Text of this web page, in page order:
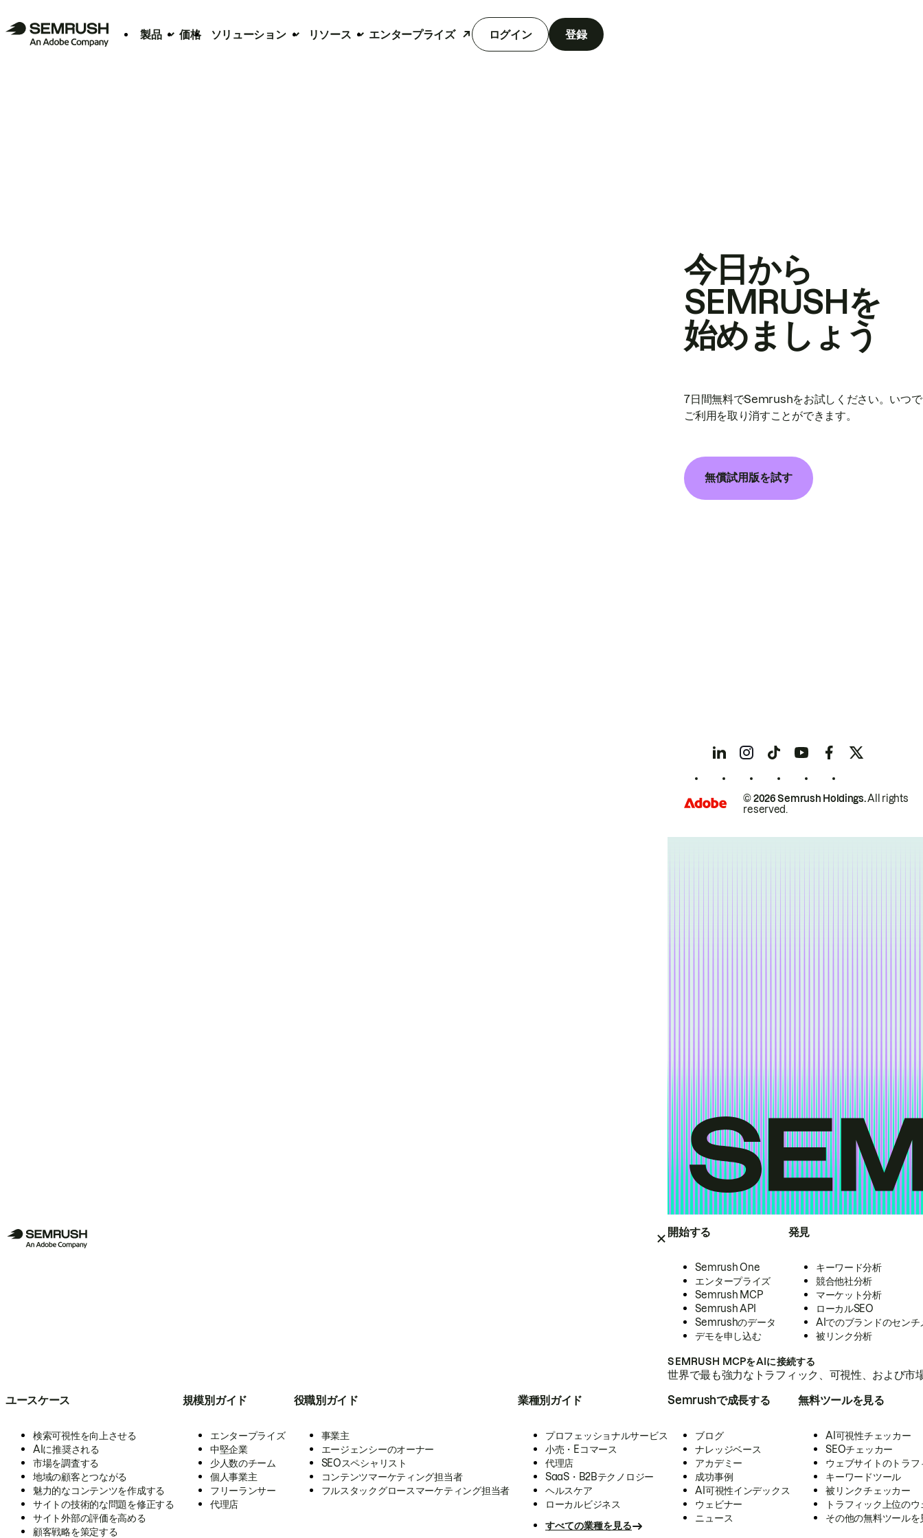
製品 価格 ソリューション リソース エンタープライズ ログイン 登録
開始する
Semrush One
エンタープライズ
Semrush MCP
Semrush API
Semrushのデータ
デモを申し込む
発見
キーワード分析
競合他社分析
マーケット分析
ローカルSEO
AIでのブランドのセンチ
被リンク分析
SEMRUSH MCPをAIに接続する
世界で最も強力なトラフィック、可視性、および
ユースケース
検索可視性を向上させる
AIに推奨される
市場を調査する
地域の顧客とつながる
魅力的なコンテンツを作成する
サイトの技術的な問題を修正する
サイト外部の評価を高める
顧客戦略を策定する
規模別ガイド
エンタープライズ
中堅企業
少人数のチーム
個人事業主
フリーランサー
代理店
役職別ガイド
事業主
エージェンシーのオーナー
SEOスペシャリスト
コンテンツマーケティング担当者
フルスタックグロースマーケティング担当者
業種別ガイド
プロフェッショナルサービス
小売・Eコマース
代理店
SaaS・B2Bテクノロジー
ヘルスケア
ローカルビジネス
すべての業種を見る
Semrushで成長する
ブログ
ナレッジベース
アカデミー
成功事例
AI可視性インデックス
ウェビナー
ニュース
無料ツールを見る
AI可視性チェッカー
SEOチェッカー
ウェブサイトのトラ
キーワードツール
被リンクチェッカー
トラフィック上位の
その他の無料ツールを
今日から
SEMRUSHを
始めましょう
7日間無料でSemrushをお試しください。いつ
ご利用を取り消すことができます。
無償試用版を試す
© 2026 Semrush Holdings.All rights
reserved.